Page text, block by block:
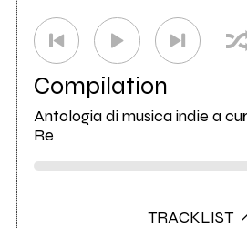
Compilation
Antologia di musica indie a
Re
TRACKLIST